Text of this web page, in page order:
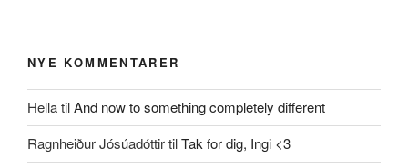
NYE KOMMENTARER
HellatilAnd now to something completely different
Ragnheiður JósúadóttirtilTak for dig, Ingi <3